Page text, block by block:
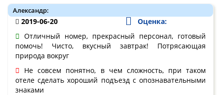
Александр:
2019-06-20
Оценка:
Отличный номер, прекрасный персонал, готовый
помочь! Чисто, вкусный завтрак! Потрясающая
природа вокруг
Не совсем понятно, в чем сложность, при таком
отеле сделать хороший подъезд с опознавательными
знаками